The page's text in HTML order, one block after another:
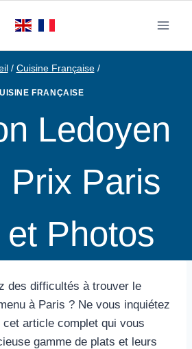
/ Cuisine Française /
FRANÇAISE
Ledoyen
Prix Paris
Photos
des difficultés à trouver le
à Paris ? Ne vous inquiétez
cet article complet qui vous
gamme de plats et leurs